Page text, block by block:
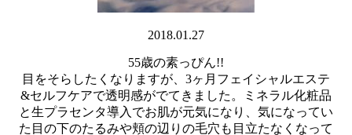
2018.01.27
55歳の素っぴん!!
目をそらしたくなりますが、3ヶ月フェイシャルエステ
&セルフケアで透明感がでてきました。ミネラル化粧品
と生プラセンタ導入でお肌が元気になり、気になってい
た目の下のたるみや頬の辺りの毛穴も目立たなくなって